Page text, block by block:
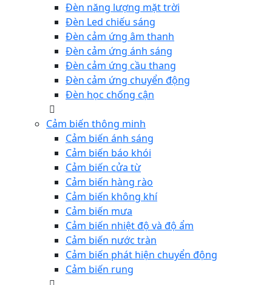
Đèn năng lượng mặt trời
Đèn Led chiếu sáng
Đèn cảm ứng âm thanh
Đèn cảm ứng ánh sáng
Đèn cảm ứng cầu thang
Đèn cảm ứng chuyển động
Đèn học chống cận
Cảm biến thông minh
Cảm biến ánh sáng
Cảm biến báo khói
Cảm biến cửa từ
Cảm biến hàng rào
Cảm biến không khí
Cảm biến mưa
Cảm biến nhiệt độ và độ ẩm
Cảm biến nước tràn
Cảm biến phát hiện chuyển động
Cảm biến rung